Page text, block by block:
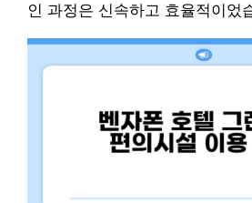
인 과정은 신속하고 효율적이었